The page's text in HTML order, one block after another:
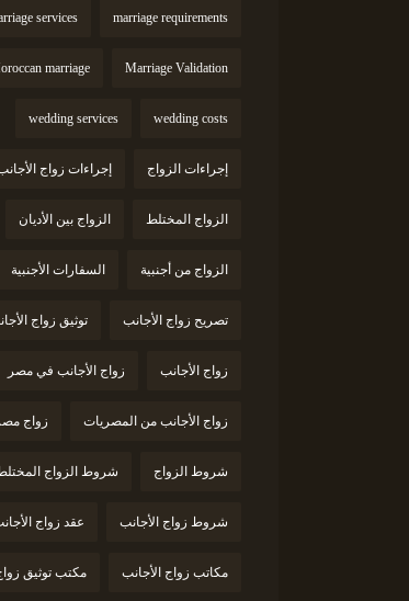
marriage requirements
services
Marriage Validation
marriage
wedding costs
wedding services
إجراءات الزواج إجراءات زواج
الزواج المختلط الزواج بين الأديان
الزواج من أجنبية السفارات الأجنبية
تصريح زواج الأجانب توثيق زواج
زواج الأجانب زواج الأجانب في مصر
زواج الأجانب من المصريات زواج
شروط الزواج شروط الزواج
شروط زواج الأجانب عقد زواج
مكاتب زواج الأجانب مكتب توثيق